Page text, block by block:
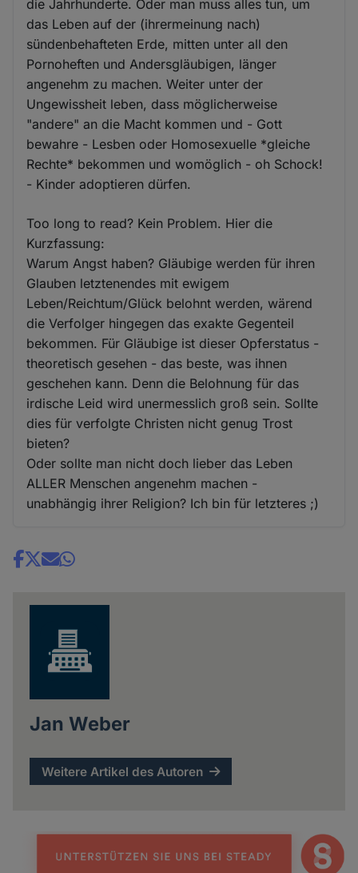
die Jahrhunderte. Oder man muss alles tun, um
das Leben auf der (ihrermeinung nach)
sündenbehafteten Erde, mitten unter all den
Pornoheften und Andersgläubigen, länger
angenehm zu machen. Weiter unter der
Ungewissheit leben, dass möglicherweise
"andere" an die Macht kommen und - Gott
bewahre - Lesben oder Homosexuelle *gleiche
Rechte* bekommen und womöglich - oh Schock!
- Kinder adoptieren dürfen.
Too long to read? Kein Problem. Hier die
Kurzfassung:
Warum Angst haben? Gläubige werden für ihren
Glauben letztenendes mit ewigem
Leben/Reichtum/Glück belohnt werden, wärend
die Verfolger hingegen das exakte Gegenteil
bekommen. Für Gläubige ist dieser Opferstatus -
theoretisch gesehen - das beste, was ihnen
geschehen kann. Denn die Belohnung für das
irdische Leid wird unermesslich groß sein. Sollte
dies für verfolgte Christen nicht genug Trost
bieten?
Oder sollte man nicht doch lieber das Leben
ALLER Menschen angenehm machen -
unabhängig ihrer Religion? Ich bin für letzteres ;)
Share
Jan Weber
Weitere Artikel des Autoren